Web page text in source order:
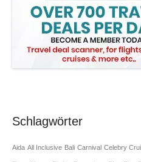
Schlagwörter
Aida All Inclusive Bali Carnival Celebry